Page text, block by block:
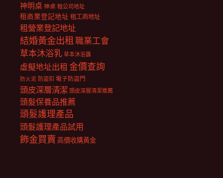
神明桌 神桌 租公司地址
租商業登記地址 租工商地址
租營業登記地址
結婚黃金出租職業工會
草本沐浴乳 草本沐浴露
虛擬地址出租 金價查詢
防火泥 防盜扣 電子防盜門
頭皮深層清潔 頭皮深層清潔推薦
頭髮保養品推薦
頭髮護理產品
頭髮護理產品試用
飾金買賣 高價收購黃金